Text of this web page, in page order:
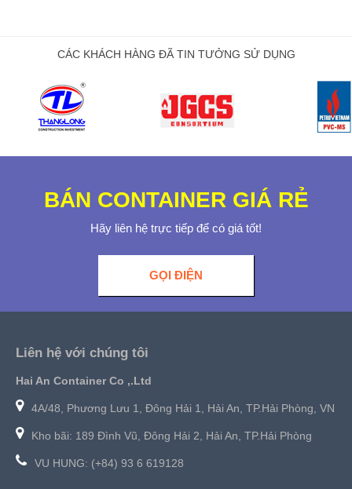
CÁC KHÁCH HÀNG ĐÃ TIN TƯỞNG SỬ DỤNG
GỌI ĐIỆN
BÁN CONTAINER GIÁ RẺ
Hãy liên hệ trực tiếp để có giá tốt!
Liên hệ với chúng tôi
Hai An Container Co ,.Ltd
4A/48, Phương Lưu 1, Đông Hải 1, Hải An, TP.Hải Phòng, VN
Kho bãi: 189 Đình Vũ, Đông Hải 2, Hải An, TP.Hải Phòng
VU HUNG: (+84) 93 6 619128